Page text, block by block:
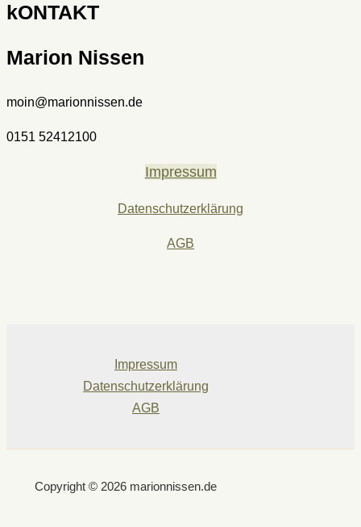
kONTAKT
Marion Nissen
moin@marionnissen.de
0151 52412100
Impressum
Datenschutzerklärung
AGB
Impressum
Datenschutzerklärung
AGB
Copyright © 2026 marionnissen.de